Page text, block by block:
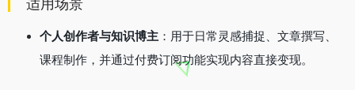
适用场景
个人创作者与知识博主 ：用于日常灵感捕捉、文章撰写、
课程制作，并通过付费订阅功能实现内容直接变现。